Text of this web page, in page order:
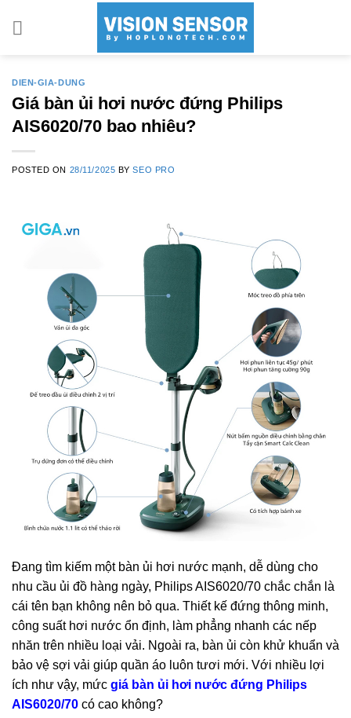
DIEN-GIA-DUNG
Giá bàn ủi hơi nước đứng Philips
AIS6020/70 bao nhiêu?
POSTED ON 28/11/2025 BYSEO PRO
Đang tìm kiếm một bàn ủi hơi nước mạnh, dễ dùng cho
nhu cầu ủi đồ hàng ngày, Philips AIS6020/70 chắc chắn là
cái tên bạn không nên bỏ qua. Thiết kế đứng thông minh,
công suất hơi nước ổn định, làm phẳng nhanh các nếp
nhăn trên nhiều loại vải. Ngoài ra, bàn ủi còn khử khuẩn và
bảo vệ sợi vải giúp quần áo luôn tươi mới. Với nhiều lợi
ích như vậy, mức giá bàn ủi hơi nước đứng Philips
AIS6020/70 có cao không?